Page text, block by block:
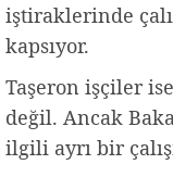
iştiraklerinde
kapsıyor.
Taşeron işçiler
değil. Ancak
ilgili ayrı bir